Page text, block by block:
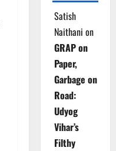
Satish
Naithani on
GRAP on
Paper,
Garbage on
Road:
Udyog
Vihar’s
Filthy